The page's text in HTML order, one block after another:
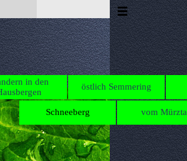
in den
östlich Semmering
Schneeberg ▼
vom